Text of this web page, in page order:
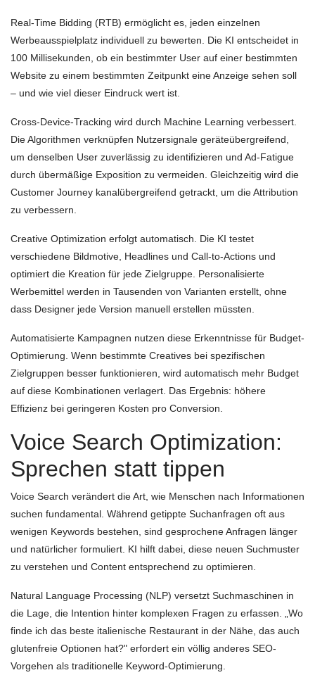
Real-Time Bidding (RTB) ermöglicht es, jeden einzelnen
Werbeausspielplatz individuell zu bewerten. Die KI entscheidet in
100 Millisekunden, ob ein bestimmter User auf einer bestimmten
Website zu einem bestimmten Zeitpunkt eine Anzeige sehen soll
– und wie viel dieser Eindruck wert ist.
Cross-Device-Tracking wird durch Machine Learning verbessert.
Die Algorithmen verknüpfen Nutzersignale geräteübergreifend,
um denselben User zuverlässig zu identifizieren und Ad-Fatigue
durch übermäßige Exposition zu vermeiden. Gleichzeitig wird die
Customer Journey kanalübergreifend getrackt, um die Attribution
zu verbessern.
Creative Optimization erfolgt automatisch. Die KI testet
verschiedene Bildmotive, Headlines und Call-to-Actions und
optimiert die Kreation für jede Zielgruppe. Personalisierte
Werbemittel werden in Tausenden von Varianten erstellt, ohne
dass Designer jede Version manuell erstellen müssten.
Automatisierte Kampagnen nutzen diese Erkenntnisse für Budget-
Optimierung. Wenn bestimmte Creatives bei spezifischen
Zielgruppen besser funktionieren, wird automatisch mehr Budget
auf diese Kombinationen verlagert. Das Ergebnis: höhere
Effizienz bei geringeren Kosten pro Conversion.
Voice Search Optimization:
Sprechen statt tippen
Voice Search verändert die Art, wie Menschen nach Informationen
suchen fundamental. Während getippte Suchanfragen oft aus
wenigen Keywords bestehen, sind gesprochene Anfragen länger
und natürlicher formuliert. KI hilft dabei, diese neuen Suchmuster
zu verstehen und Content entsprechend zu optimieren.
Natural Language Processing (NLP) versetzt Suchmaschinen in
die Lage, die Intention hinter komplexen Fragen zu erfassen. „Wo
finde ich das beste italienische Restaurant in der Nähe, das auch
glutenfreie Optionen hat?" erfordert ein völlig anderes SEO-
Vorgehen als traditionelle Keyword-Optimierung.